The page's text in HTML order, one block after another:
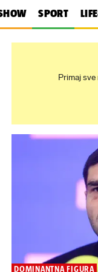
SPORT
Primaj
DOMINANTNA FIGURA